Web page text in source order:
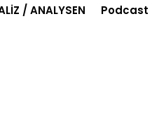
/ ANALYSEN Podcast